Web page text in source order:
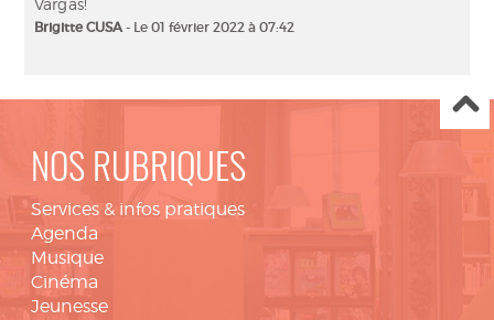
Vargas!
Brigitte CUSA- Le 01 février 2022 à 07:42
NOS RUBRIQUES
Services & infos pratiques
Agenda
Musique
Cinéma
Jeunesse